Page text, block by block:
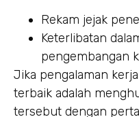
Rekam jejak
Keterlibatan
pengembangan
Jika pengalaman
terbaik adalah
tersebut dengan